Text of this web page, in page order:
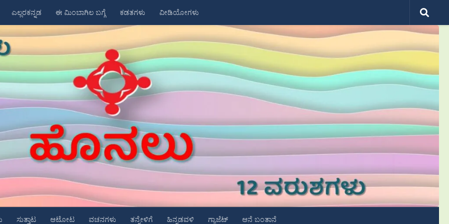
ಎಲ್ಲರಕನ್ನಡ ಈ ಮಿಂಬಾಗಿಲ ಬಗ್ಗೆ ಕಡತಗಳು ವೀಡಿಯೋಗಳು
ಸುತ್ತಾಟ ಆಟೋಟ ವಚನಗಳು ತನ್ನೇಳಿಗೆ ಹಿನ್ನಡವಳಿ ಗ್ಯಾಜೆಟ್ ಆನೆ ಬಂತಾನೆ